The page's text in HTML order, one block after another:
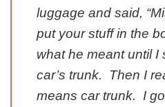
luggage and said,
put your stuff in the
what he meant until I
car’s trunk. Then I
means car trunk. I